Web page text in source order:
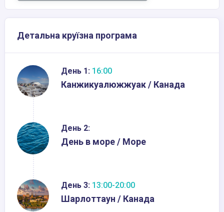
Детальна круїзна програма
День 1: 16:00
Канжикуалюжжуак / Канада
День 2:
День в море / Море
День 3: 13:00-20:00
Шарлоттаун / Канада